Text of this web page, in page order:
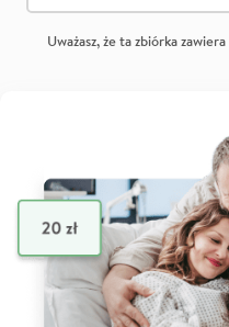
Uważasz, że ta zbiórka zawiera